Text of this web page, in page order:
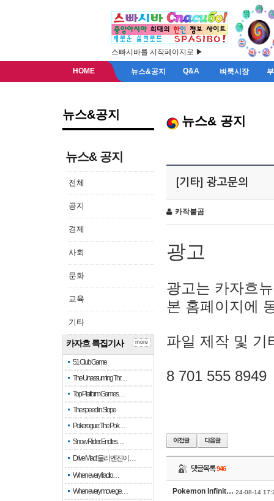
스빠시바를 시작페이지로 ▶
HOME 뉴스&공지 Q&A 벼룩시장
뉴스&공지
뉴스& 공지
전체
공지
경제
사회
문화
교육
기타
카자흐 특집기사
51 Club Game
The Unassuming Thr…
Top Platform Games…
The speed in Slope
Pokerogue: The Pok…
Snow Rider: Endles…
Drive Mad: 물리 엔진이 …
When every fractio…
When every move ge…
more
뉴스& 공지
[기타] 광고문의
카작불곰
광고
광고는 카자흐
본 홈페이지에
파일 제작 및 기
8 701 555 8949
댓글목록946
Pokemon Infinit… 24-08-14